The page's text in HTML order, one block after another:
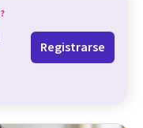
?
Registrarse